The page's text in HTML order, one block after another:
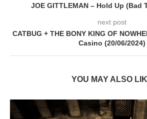
JOE GITTLEMAN – Hold Up (Bad
next post
CATBUG + THE BONY KING OF
Casino (20/06/2024)
YOU MAY ALSO